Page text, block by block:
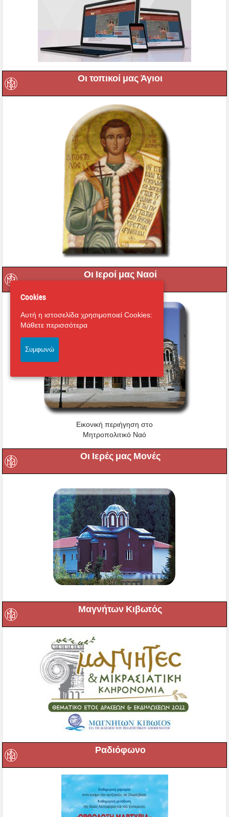
Οι τοπικοί μας Άγιοι
Οι Ιεροί μας Ναοί
Εικονική περιήγηση στο
Μητροπολιτικό Ναό
Οι Ιερές μας Μονές
Μαγνήτων Κιβωτός
Ραδιόφωνο
Cookies
Αυτή η ιστοσελίδα χρησιμοποιεί Cookies:
Μάθετε περισσότερα
Συμφωνώ